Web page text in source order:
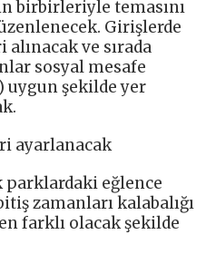
birbirleriyle temasını
Girişlerde
ve sırada
sosyal mesafe
uygun şekilde yer
ayarlanacak
eğlence
zamanları kalabalığı
farklı olacak şekilde